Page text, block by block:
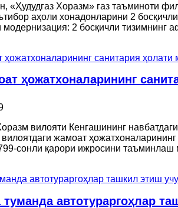
«Ҳудудгаз Хоразм» газ таъминоти
аҳоли хонадонларини 2
модернизация: 2 босқичли тизимнинг
ҳожатхоналарининг
вилояти Кенгашининг
жамоат
сонли қарори ижросини таъминлаш
туманда автотураргоҳлар